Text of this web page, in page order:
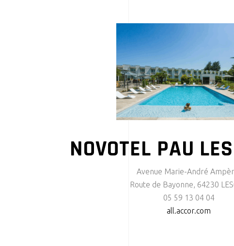
NOVOTEL PAU
Avenue Marie-André
Route de Bayonne, 64230
05 59 13 04 04
all.accor.com